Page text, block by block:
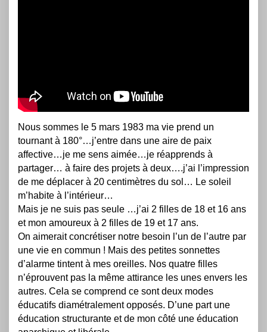
Nous sommes le 5 mars 1983 ma vie prend un
tournant à 180°…j’entre dans une aire de paix
affective…je me sens aimée…je réapprends à
partager… à faire des projets à deux….j’ai l’impression
de me déplacer à 20 centimètres du sol… Le soleil
m’habite à l’intérieur…
Mais je ne suis pas seule …j’ai 2 filles de 18 et 16 ans
et mon amoureux à 2 filles de 19 et 17 ans.
On aimerait concrétiser notre besoin l’un de l’autre par
une vie en commun ! Mais des petites sonnettes
d’alarme tintent à mes oreilles. Nos quatre filles
n’éprouvent pas la même attirance les unes envers les
autres. Cela se comprend ce sont deux modes
éducatifs diamétralement opposés. D’une part une
éducation structurante et de mon côté une éducation